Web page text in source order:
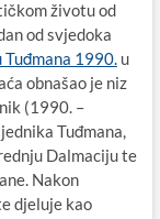
životu od
od svjedoka
1990.u
obnašao je niz
(1990. –
Tuđmana,
Dalmaciju te
Nakon
djeluje kao